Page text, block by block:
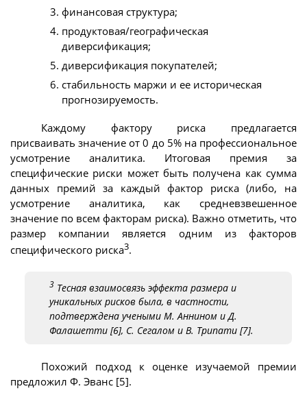
финансовая структура;
продуктовая/географическая
диверсификация;
диверсификация покупателей;
стабильность маржи и ее историческая
прогнозируемость.
Каждому фактору риска предлагается
присваивать значение от 0 до 5% на профессиональное
усмотрение аналитика. Итоговая премия за
специфические риски может быть получена как сумма
данных премий за каждый фактор риска (либо, на
усмотрение аналитика, как средневзвешенное
значение по всем факторам риска). Важно отметить, что
размер компании является одним из факторов
специфического риска3.
3 Тесная взаимосвязь эффекта размера и
уникальных рисков была, в частности,
подтверждена учеными М. Аннином и Д.
Фалашетти [6], С. Сегалом и В. Трипати [7].
Похожий подход к оценке изучаемой премии
предложил Ф. Эванс [5].